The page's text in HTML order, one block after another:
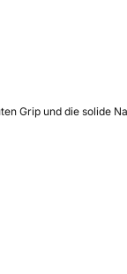
Grip und die solide